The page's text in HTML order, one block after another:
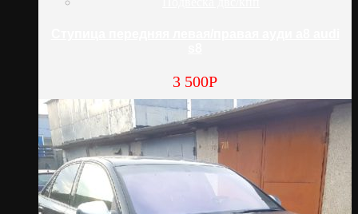
3 500Р